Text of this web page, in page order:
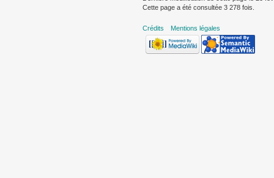
Cette page a été consultée 3 278 fois.
Crédits Mentions légales